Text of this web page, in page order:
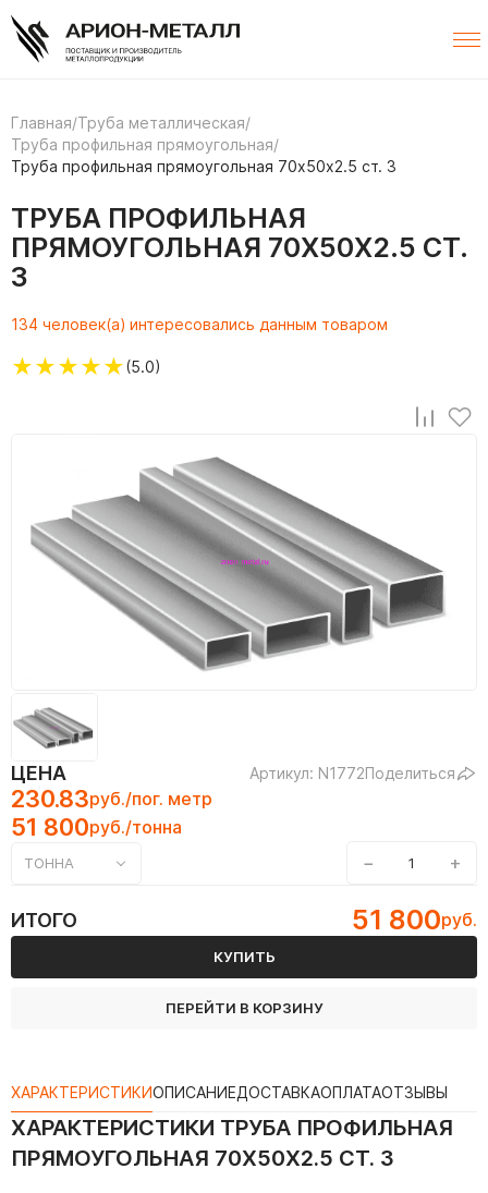
Главная/Труба металлическая/
Труба профильная прямоугольная/
Труба профильная прямоугольная 70х50х2.5 ст. 3
ТРУБА ПРОФИЛЬНАЯ
ПРЯМОУГОЛЬНАЯ 70Х50Х2.5 СТ.
3
134 человек(а) интересовались данным товаром
★★★★★(5.0)
ЦЕНА Артикул: N1772Поделиться
230.83руб./пог. метр
51 800руб./тонна
ТОННА − +
ИТОГО 51 800руб.
КУПИТЬ
ПЕРЕЙТИ В КОРЗИНУ
ХАРАКТЕРИСТИКИОПИСАНИЕДОСТАВКАОПЛАТАОТЗЫВЫ
ХАРАКТЕРИСТИКИ ТРУБА ПРОФИЛЬНАЯ
ПРЯМОУГОЛЬНАЯ 70Х50Х2.5 СТ. 3